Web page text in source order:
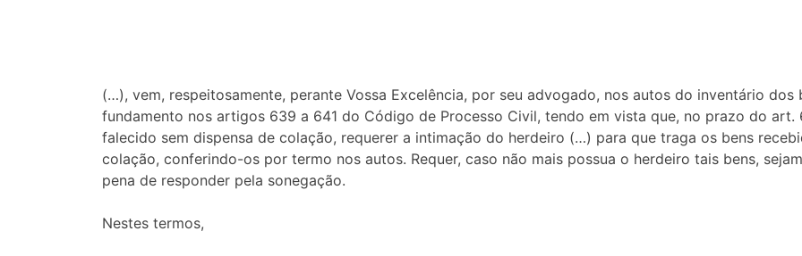
(…), vem, respeitosamente, perante Vossa Excelência, por seu advogado, nos autos do inventário
fundamento nos artigos 639 a 641 do Código de Processo Civil, tendo em vista que, no prazo do art.
falecido sem dispensa de colação, requerer a intimação do herdeiro (…) para que traga os bens
colação, conferindo-os por termo nos autos. Requer, caso não mais possua o herdeiro tais bens,
pena de responder pela sonegação.
Nestes termos,